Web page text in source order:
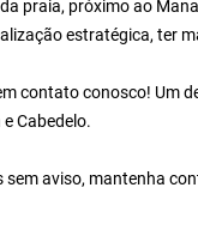
praia, próximo ao
estratégica, ter
contato conosco! Um
Cabedelo.
sem aviso, mantenha